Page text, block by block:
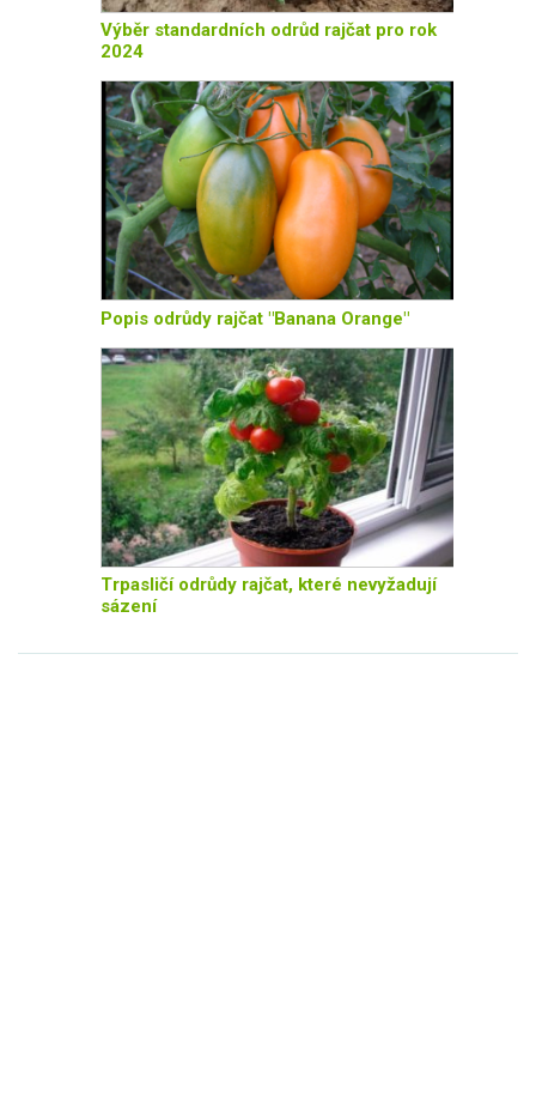
Výběr standardních odrůd rajčat pro rok
2024
Popis odrůdy rajčat "Banana Orange"
Trpasličí odrůdy rajčat, které nevyžadují
sázení